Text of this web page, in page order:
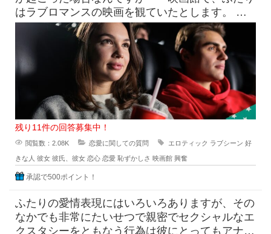
はラブロマンスの映画を観ていたとします。 上
映中には思ったいじょうに激
残り11件の回答募集中！
閲覧数：2.08K 恋愛に関しての質問 エロティック ラブシーン 好
きな人 彼女 彼氏、彼女 恋心 恋愛 恥ずかしさ 映画館 興奮
承認で500ポイント！
ふたりの愛情表現にはいろいろありますが、その
なかでも非常にたいせつで親密でセクシャルなエ
クスタシーをともなう行為は彼にとってもアナタ